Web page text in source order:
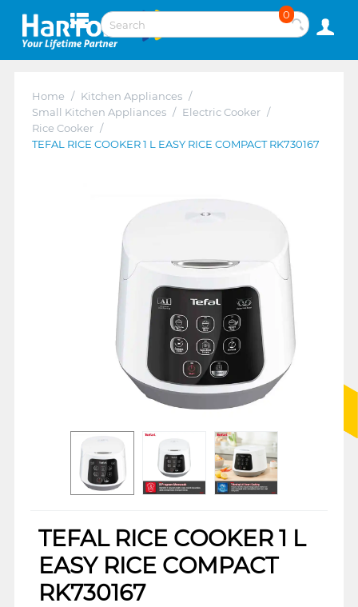
0
Home / Kitchen Appliances /
Small Kitchen Appliances / Electric Cooker /
Rice Cooker /
TEFAL RICE COOKER 1 L EASY RICE COMPACT RK730167
TEFAL RICE COOKER 1 L
EASY RICE COMPACT
RK730167